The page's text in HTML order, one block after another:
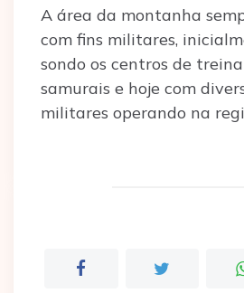
A área da montanha
com fins militares,
sondo os centros de
samurais e hoje com
militares operando na